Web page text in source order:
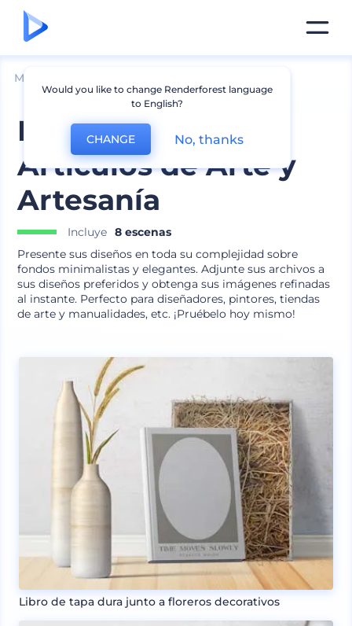
Mockups
Mockups de
Artículos de Arte y
Artesanía
Incluye 8 escenas
Presente sus diseños en toda su complejidad sobre
fondos minimalistas y elegantes. Adjunte sus archivos a
sus diseños preferidos y obtenga sus imágenes refinadas
al instante. Perfecto para diseñadores, pintores, tiendas
de arte y manualidades, etc. ¡Pruébelo hoy mismo!
Libro de tapa dura junto a floreros decorativos
Would you like to change Renderforest language
to English?
CHANGE No, thanks